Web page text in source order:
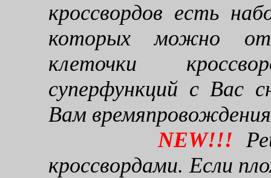
кроссвордов есть
которых можно
клеточки
суперфункций с Вас
Вам
NEW!!!
кроссвордами. Если